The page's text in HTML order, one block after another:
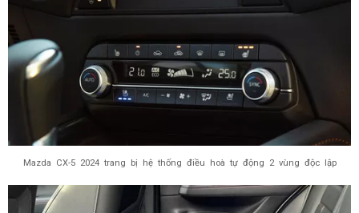
Mazda CX-5 2024 trang bị hệ thống điều hoà tự động 2 vùng độc lập